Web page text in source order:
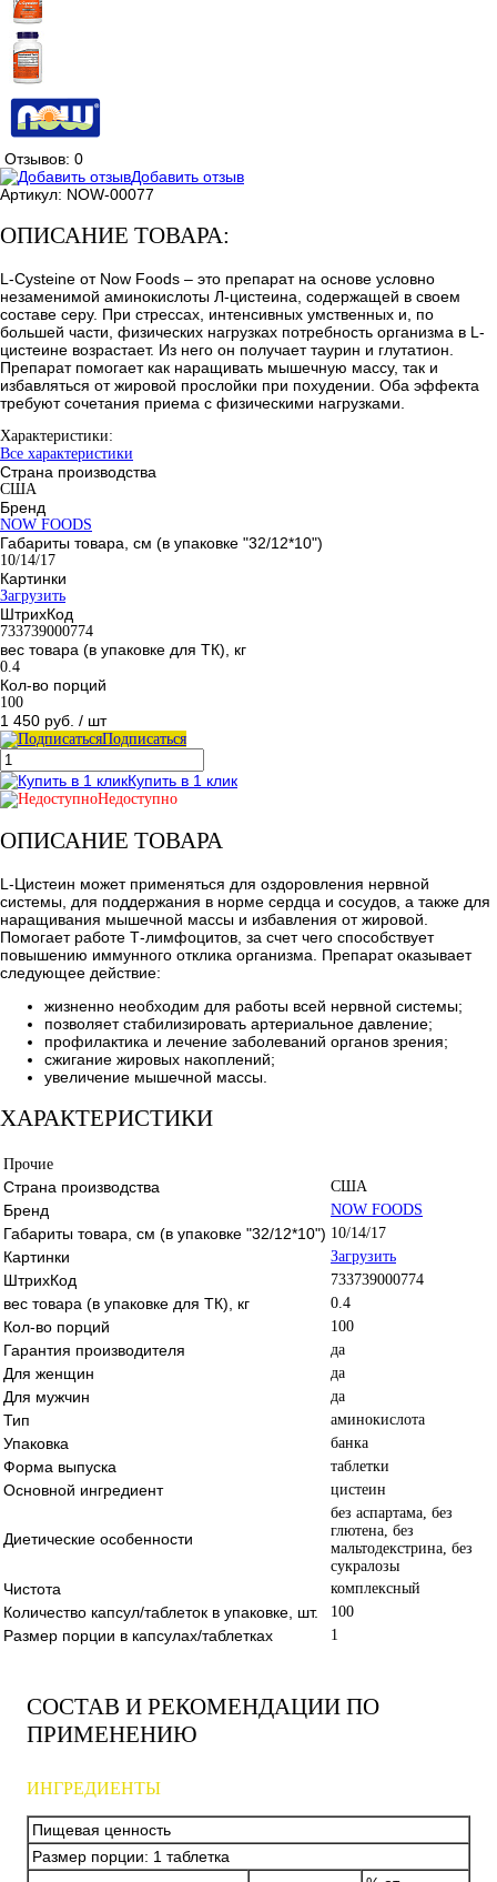
Отзывов: 0
Добавить отзыв
Артикул: NOW-00077
ОПИСАНИЕ ТОВАРА:
L-Cysteine от Now Foods – это препарат на основе условно
незаменимой аминокислоты Л-цистеина, содержащей в своем
составе серу. При стрессах, интенсивных умственных и, по
большей части, физических нагрузках потребность организма в L-
цистеине возрастает. Из него он получает таурин и глутатион.
Препарат помогает как наращивать мышечную массу, так и
избавляться от жировой прослойки при похудении. Оба эффекта
требуют сочетания приема с физическими нагрузками.
Характеристики:
Все характеристики
Страна производства
США
Бренд
NOW FOODS
Габариты товара, см (в упаковке "32/12*10")
10/14/17
Картинки
Загрузить
ШтрихКод
733739000774
вес товара (в упаковке для ТК), кг
0.4
Кол-во порций
100
1 450 руб. / шт
Подписаться
Купить в 1 клик
Недоступно
ОПИСАНИЕ ТОВАРА
L-Цистеин может применяться для оздоровления нервной
системы, для поддержания в норме сердца и сосудов, а также для
наращивания мышечной массы и избавления от жировой.
Помогает работе Т-лимфоцитов, за счет чего способствует
повышению иммунного отклика организма. Препарат оказывает
следующее действие:
жизненно необходим для работы всей нервной системы;
позволяет стабилизировать артериальное давление;
профилактика и лечение заболеваний органов зрения;
сжигание жировых накоплений;
увеличение мышечной массы.
ХАРАКТЕРИСТИКИ
Прочие
Страна производства США
Бренд NOW FOODS
Габариты товара, см (в упаковке "32/12*10") 10/14/17
Картинки Загрузить
ШтрихКод 733739000774
вес товара (в упаковке для ТК), кг 0.4
Кол-во порций 100
Гарантия производителя да
Для женщин да
Для мужчин да
Тип аминокислота
Упаковка банка
Форма выпуска таблетки
Основной ингредиент цистеин
Диетические особенности
без аспартама, без
глютена, без
мальтодекстрина, без
сукралозы
Чистота комплексный
Количество капсул/таблеток в упаковке, шт. 100
Размер порции в капсулах/таблетках 1
СОСТАВ И РЕКОМЕНДАЦИИ ПО
ПРИМЕНЕНИЮ
ИНГРЕДИЕНТЫ
Пищевая ценность
Размер порции: 1 таблетка